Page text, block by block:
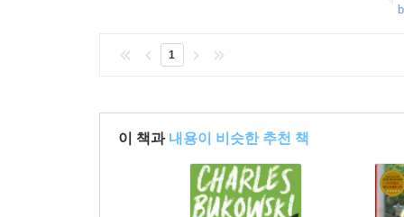
1
이 책과 내용이 비슷한 추천 책